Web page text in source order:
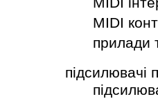
MIDI
прилади
підсилювачі